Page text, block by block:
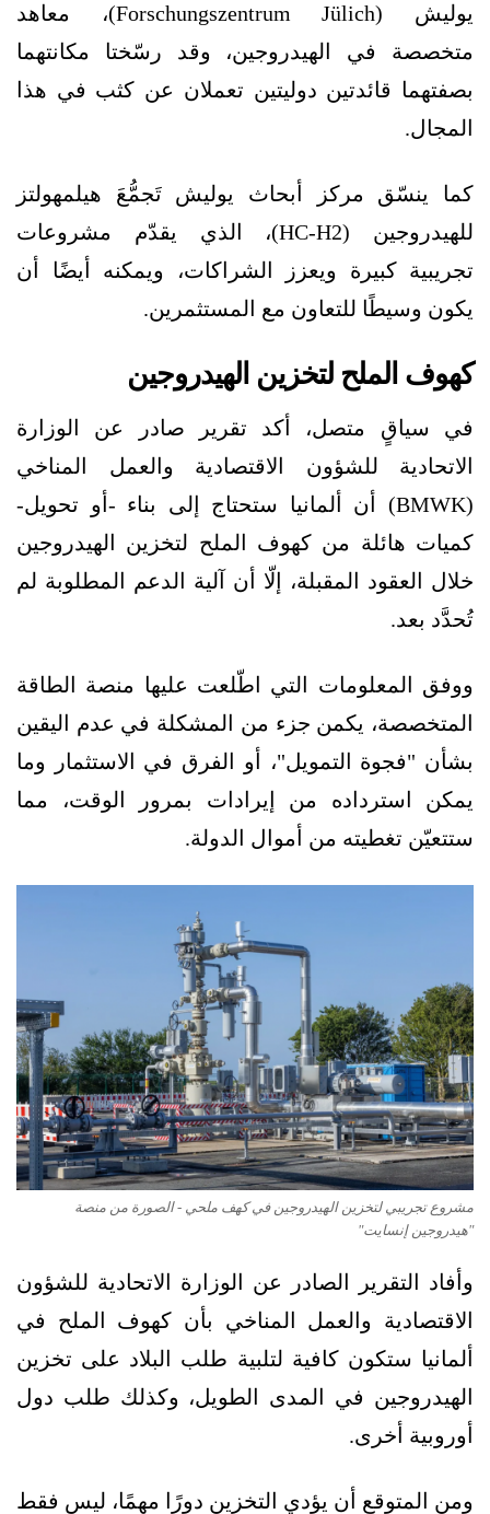
يوليش (Forschungszentrum Jülich)، معاهد
متخصصة في الهيدروجين، وقد رسّختا مكانتهما
بصفتهما قائدتين دوليتين تعملان عن كثب في هذا
المجال.
كما ينسّق مركز أبحاث يوليش تَجمُّعَ هيلمهولتز
للهيدروجين (HC-H2)، الذي يقدّم مشروعات
تجريبية كبيرة ويعزز الشراكات، ويمكنه أيضًا أن
يكون وسيطًا للتعاون مع المستثمرين.
كهوف الملح لتخزين الهيدروجين
في سياقٍ متصل، أكد تقرير صادر عن الوزارة
الاتحادية للشؤون الاقتصادية والعمل المناخي
(BMWK) أن ألمانيا ستحتاج إلى بناء -أو تحويل-
كميات هائلة من كهوف الملح لتخزين الهيدروجين
خلال العقود المقبلة، إلّا أن آلية الدعم المطلوبة لم
تُحدَّد بعد.
ووفق المعلومات التي اطّلعت عليها منصة الطاقة
المتخصصة، يكمن جزء من المشكلة في عدم اليقين
بشأن "فجوة التمويل"، أو الفرق في الاستثمار وما
يمكن استرداده من إيرادات بمرور الوقت، مما
ستتعيّن تغطيته من أموال الدولة.
مشروع تجريبي لتخزين الهيدروجين في كهف ملحي - الصورة من منصة
"هيدروجين إنسايت"
وأفاد التقرير الصادر عن الوزارة الاتحادية للشؤون
الاقتصادية والعمل المناخي بأن كهوف الملح في
ألمانيا ستكون كافية لتلبية طلب البلاد على تخزين
الهيدروجين في المدى الطويل، وكذلك طلب دول
أوروبية أخرى.
ومن المتوقع أن يؤدي التخزين دورًا مهمًا، ليس فقط